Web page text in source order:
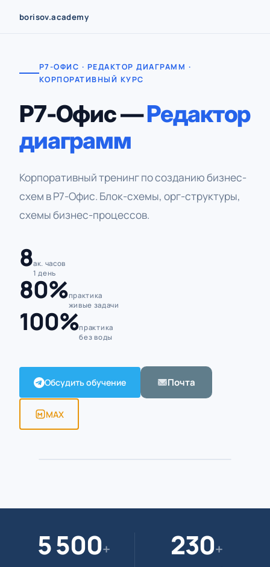
borisov.academy
Р7-ОФИС · РЕДАКТОР ДИАГРАММ ·
КОРПОРАТИВНЫЙ КУРС
Р7-Офис —Редактор
диаграмм
Корпоративный тренинг по созданию бизнес-
схем в Р7-Офис. Блок-схемы, орг-структуры,
схемы бизнес-процессов.
8ак. часов
1 день
80%практика
живые задачи
100%практика
без воды
Обсудить обучение Почта
MAX
5 500+ 230+